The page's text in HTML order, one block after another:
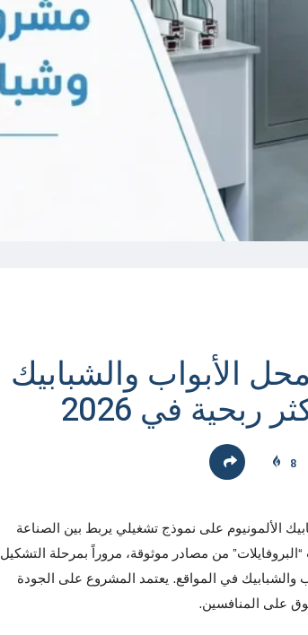
الأبواب والشبابيك
ربحية في 2026
8
الألمونيوم على نموذج تشغيلي يربط بين الصناعة
من مصادر موثوقة، مروراً بمرحلة التشكيل
والشبابيك في المواقع. يعتمد المشروع على الجودة
على المنافسين.